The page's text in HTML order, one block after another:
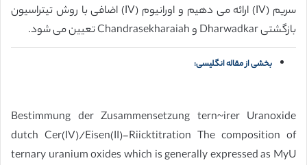
سریم (IV) ارائه می دهیم و اورانیوم (IV) اضافی با روش تیتراسیون
بازگشتی Dharwadkar و Chandrasekharaiah تعیین می شود.
بخشی از مقاله انگلیسی:
Bestimmung der Zusammensetzung tern~irer Uranoxide
dutch Cer(IV)/Eisen(II)-Riicktitration The composition of
ternary uranium oxides which is generally expressed as MyU